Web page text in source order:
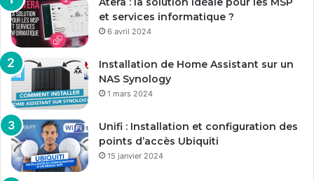
et services informatique ?
6 avril 2024
Installation de Home Assistant sur un
NAS Synology
1 mars 2024
Unifi : Installation et configuration des
points d’accès Ubiquiti
15 janvier 2024